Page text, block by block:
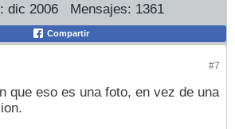
dic 2006 Mensajes: 1361
Compartir
#7
que eso es una foto, en vez de una